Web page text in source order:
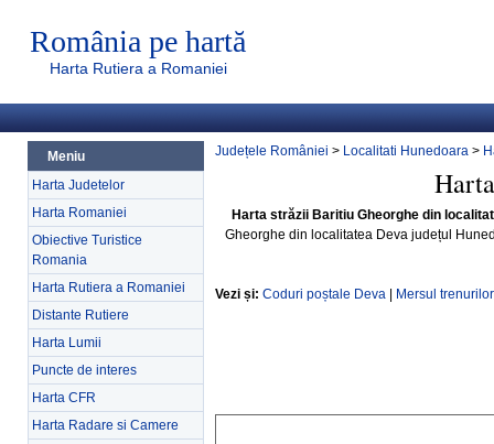
România pe hartă
Harta Rutiera a Romaniei
Meniu
Harta Judetelor
Harta Romaniei
Obiective Turistice
Romania
Harta Rutiera a Romaniei
Distante Rutiere
Harta Lumii
Puncte de interes
Harta CFR
Harta Radare si Camere
Județele României > Localitati Hunedoara >
Harta străzii Baritiu Gheorghe din
Gheorghe din localitatea Deva județul
Vezi și: Coduri poștale Deva Mersul